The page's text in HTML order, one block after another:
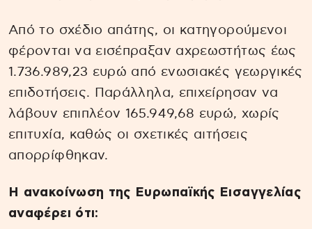
Από το σχέδιο απάτης, οι κατηγορούμενοι
φέρονται να εισέπραξαν αχρεωστήτως έως
1.736.989,23 ευρώ από ενωσιακές γεωργικές
επιδοτήσεις. Παράλληλα, επιχείρησαν να
λάβουν επιπλέον 165.949,68 ευρώ, χωρίς
επιτυχία, καθώς οι σχετικές αιτήσεις
απορρίφθηκαν.
Η ανακοίνωση της Ευρωπαϊκής Εισαγγελίας
αναφέρει ότι: